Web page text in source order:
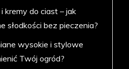
kremy do ciast – jak
słodkości bez pieczenia?
wysokie i stylowe
Twój ogród?